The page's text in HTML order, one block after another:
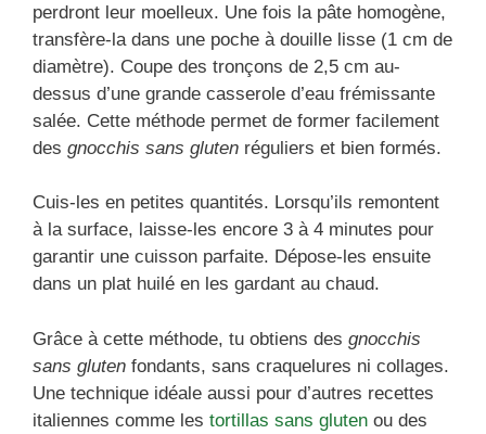
perdront leur moelleux. Une fois la pâte homogène,
transfère-la dans une poche à douille lisse (1 cm de
diamètre). Coupe des tronçons de 2,5 cm au-
dessus d’une grande casserole d’eau frémissante
salée. Cette méthode permet de former facilement
des gnocchis sans gluten réguliers et bien formés.
Cuis-les en petites quantités. Lorsqu’ils remontent
à la surface, laisse-les encore 3 à 4 minutes pour
garantir une cuisson parfaite. Dépose-les ensuite
dans un plat huilé en les gardant au chaud.
Grâce à cette méthode, tu obtiens des gnocchis
sans gluten fondants, sans craquelures ni collages.
Une technique idéale aussi pour d’autres recettes
italiennes comme les tortillas sans gluten ou des